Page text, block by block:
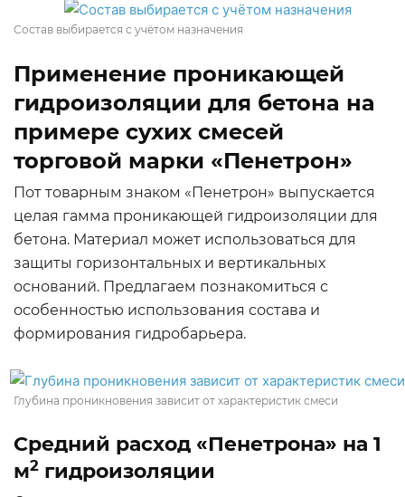
Состав выбирается с учётом назначения
Применение проникающей
гидроизоляции для бетона на
примере сухих смесей
торговой марки «Пенетрон»
Пот товарным знаком «Пенетрон» выпускается
целая гамма проникающей гидроизоляции для
бетона. Материал может использоваться для
защиты горизонтальных и вертикальных
оснований. Предлагаем познакомиться с
особенностью использования состава и
формирования гидробарьера.
Глубина проникновения зависит от характеристик смеси
Средний расход «Пенетрона» на 1
м2 гидроизоляции